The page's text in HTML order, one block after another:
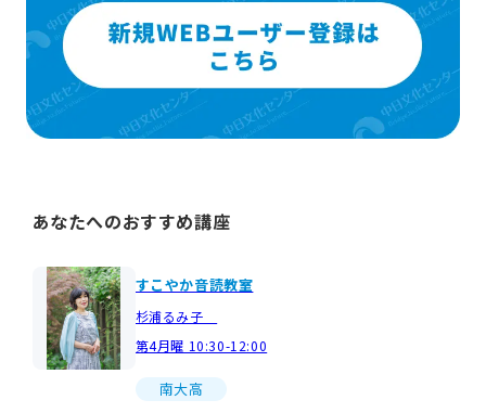
あなたへのおすすめ講座
すこやか音読教室
杉浦るみ子
第4月曜 10:30-12:00
南大高